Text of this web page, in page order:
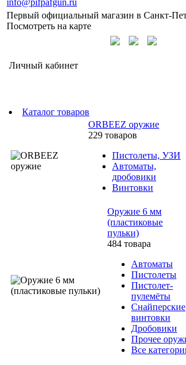
info@pifpafgun.ru
Первый официальный магазин в Санкт-
Посмотреть на карте
Личный кабинет
Каталог товаров
ORBEEZ оружие
229 товаров
Пистолеты, УЗИ
Автоматы,
дробовики
Винтовки
Оружие 6 мм
(пластиковые
пульки)
484 товара
Автоматы
Пистолеты
Пистолет-
пулемёты
Снайперские
винтовки
Дробовики
Прочее
Все